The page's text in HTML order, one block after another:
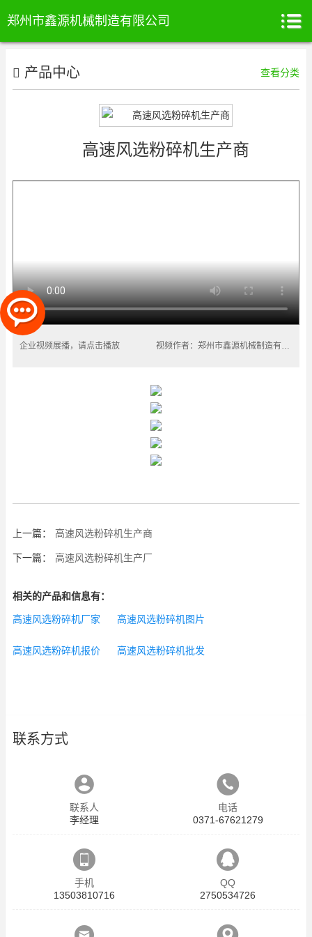
郑州市鑫源机械制造有限公司
产品中心 查看分类
高速风选粉碎机生产商
企业视频展播，请点击播放 视频作者：郑州市鑫源机械制造有限公司
上一篇： 高速风选粉碎机生产商
下一篇： 高速风选粉碎机生产厂
相关的产品和信息有：
高速风选粉碎机厂家 高速风选粉碎机图片
高速风选粉碎机报价 高速风选粉碎机批发
联系方式
联系人
李经理
电话
0371-67621279
手机
13503810716
QQ
2750534726